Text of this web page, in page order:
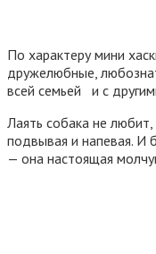
По характеру мини
дружелюбные,
всей семьей и с
Лаять собака не
подвывая и напевая. И
— она настоящая